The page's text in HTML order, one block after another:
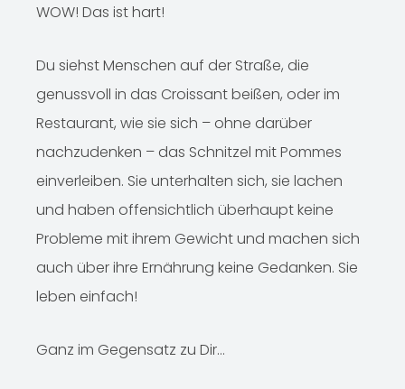
WOW! Das ist hart!
Du siehst Menschen auf der Straße, die
genussvoll in das Croissant beißen, oder im
Restaurant, wie sie sich – ohne darüber
nachzudenken – das Schnitzel mit Pommes
einverleiben. Sie unterhalten sich, sie lachen
und haben offensichtlich überhaupt keine
Probleme mit ihrem Gewicht und machen sich
auch über ihre Ernährung keine Gedanken. Sie
leben einfach!
Ganz im Gegensatz zu Dir…